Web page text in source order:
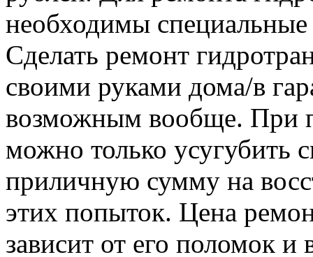
необходимы
Сделать ремонт
своими руками дома/в
возможным вообще. При
можно только усугубить
приличную сумму на
этих попыток. Цена
зависит от его поломок и